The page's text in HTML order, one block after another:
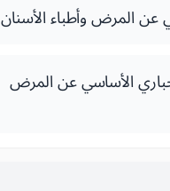
عن المرض وأطباء الأسنان
التأمين الإجباري الأساسي عن المرض